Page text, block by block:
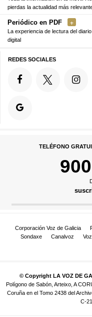
pierdas la actualidad más
Periódico en PDF
La experiencia de lectura del
digital
REDES SOCIALES
TELÉFONO
Corporación Voz de Galicia
Sondaxe
Canalvoz
© Copyright LA VOZ DE
Polígono de Sabón, Arteixo, A
Coruña en el Tomo 2438 del
C-